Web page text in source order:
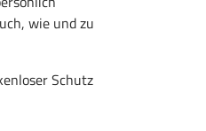
wie und zu
Schutz